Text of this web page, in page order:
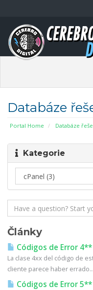
Databáze
Portal Home Databáze
Kategorie
Články
Códigos de Error
La clase 4xx del código de
cliente parece haber
Códigos de Error